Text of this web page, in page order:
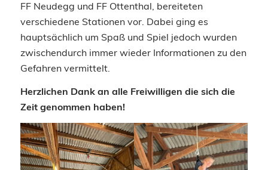
FF Neudegg und FF Ottenthal, bereiteten
verschiedene Stationen vor. Dabei ging es
hauptsächlich um Spaß und Spiel jedoch wurden
zwischendurch immer wieder Informationen zu den
Gefahren vermittelt.
Herzlichen Dank an alle Freiwilligen die sich die
Zeit genommen haben!